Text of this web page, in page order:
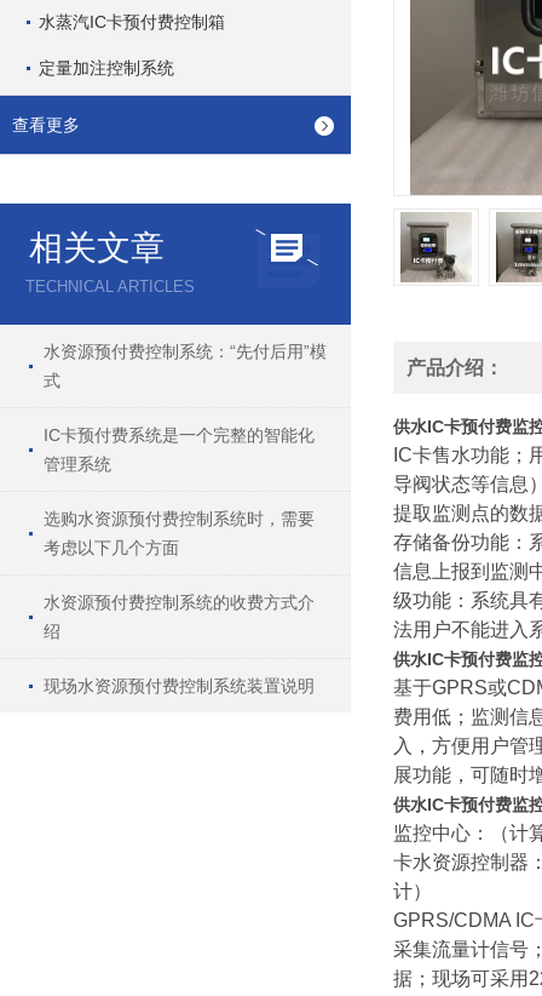
水蒸汽IC卡预付费控制箱
定量加注控制系统
查看更多
相关文章
TECHNICAL ARTICLES
水资源预付费控制系统：“先付后用”模
式
IC卡预付费系统是一个完整的智能化
管理系统
选购水资源预付费控制系统时，需要
考虑以下几个方面
水资源预付费控制系统的收费方式介
绍
现场水资源预付费控制系统装置说明
产品介绍：
供水IC卡预付费监
IC卡售水功能；
导阀状态等信息
提取监测点的数
存储备份功能：
信息上报到监测
级功能：系统具
法用户不能进入
供水IC卡预付费监
基于GPRS或
费用低；监测信
入，方便用户管
展功能，可随时
供水IC卡预付费监
监控中心：（计
卡水资源控制器
计）
GPRS/CDMA IC
采集流量计信号
据； 现场可采用